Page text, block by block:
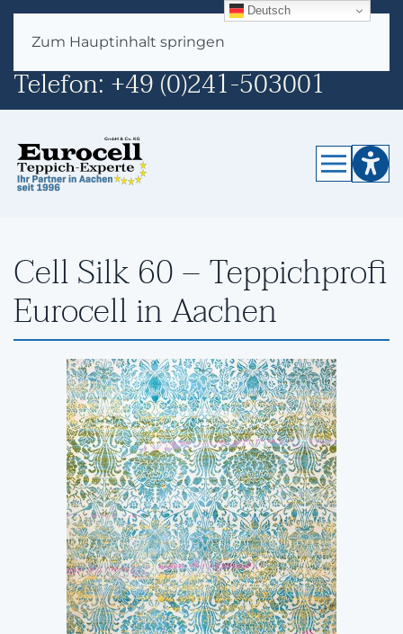
Zum Hauptinhalt springen
E-Mail:info@eurocell.de
Telefon:+49 (0)241-503001
Cell Silk 60 – Teppichprofi
Eurocell in Aachen
Deutsch